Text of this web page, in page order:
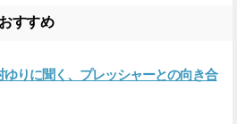
すすめ
りに聞く、プレッシャーとの向き合